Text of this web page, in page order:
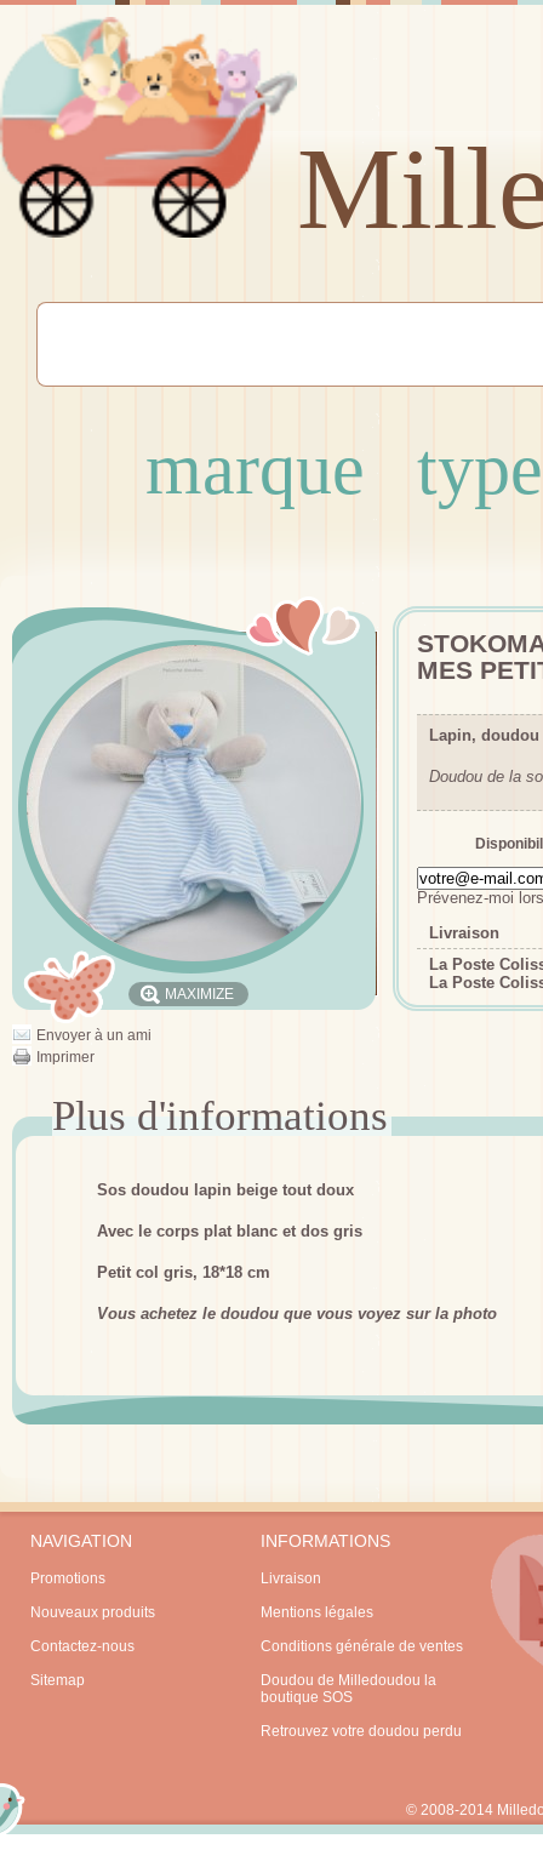
marque type
MAXIMIZE
Envoyer à un ami
Imprimer
MES
Lapin, doudou
Doudou de la
Prévenez-moi
Livraison
La Poste
La Poste
Sos doudou lapin beige tout doux
Avec le corps plat blanc et dos gris
Petit col gris, 18*18 cm
Vous achetez le doudou que vous voyez sur la photo
NAVIGATION
Promotions
Nouveaux produits
Contactez-nous
Sitemap
INFORMATIONS
Livraison
Mentions légales
Conditions générale de ventes
Doudou de Milledoudou la
boutique SOS
Retrouvez votre doudou perdu
© 2008-2014